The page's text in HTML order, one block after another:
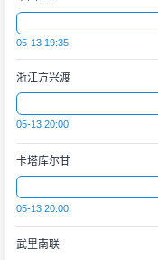
05-13 19:35
浙江方兴渡
05-13 20:00
卡塔库尔甘
05-13 20:00
武里南联